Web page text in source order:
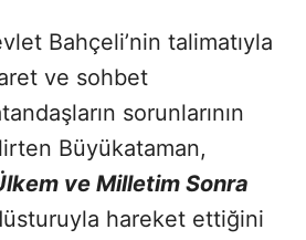
Bahçeli’nin talimatıyla
ve sohbet
sorunlarının
Büyükataman,
ve Milletim Sonra
hareket ettiğini